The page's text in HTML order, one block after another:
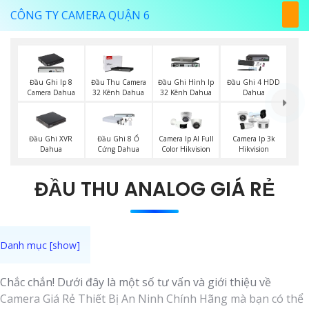
CÔNG TY CAMERA QUẬN 6
Đầu Ghi Ip 8
Camera Dahua
Đầu Thu Camera
32 Kênh Dahua
Đầu Ghi Hình Ip
32 Kênh Dahua
Đầu Ghi 4 HDD
Dahua
Đầu Ghi XVR
Dahua
Đầu Ghi 8 Ổ
Cứng Dahua
Camera Ip AI Full
Color Hikvision
Camera Ip 3k
Hikvision
ĐẦU THU ANALOG GIÁ RẺ
Chắc chắn! Dưới đây là một số tư vấn và giới thiệu về
Camera Giá Rẻ Thiết Bị An Ninh Chính Hãng mà bạn có thể